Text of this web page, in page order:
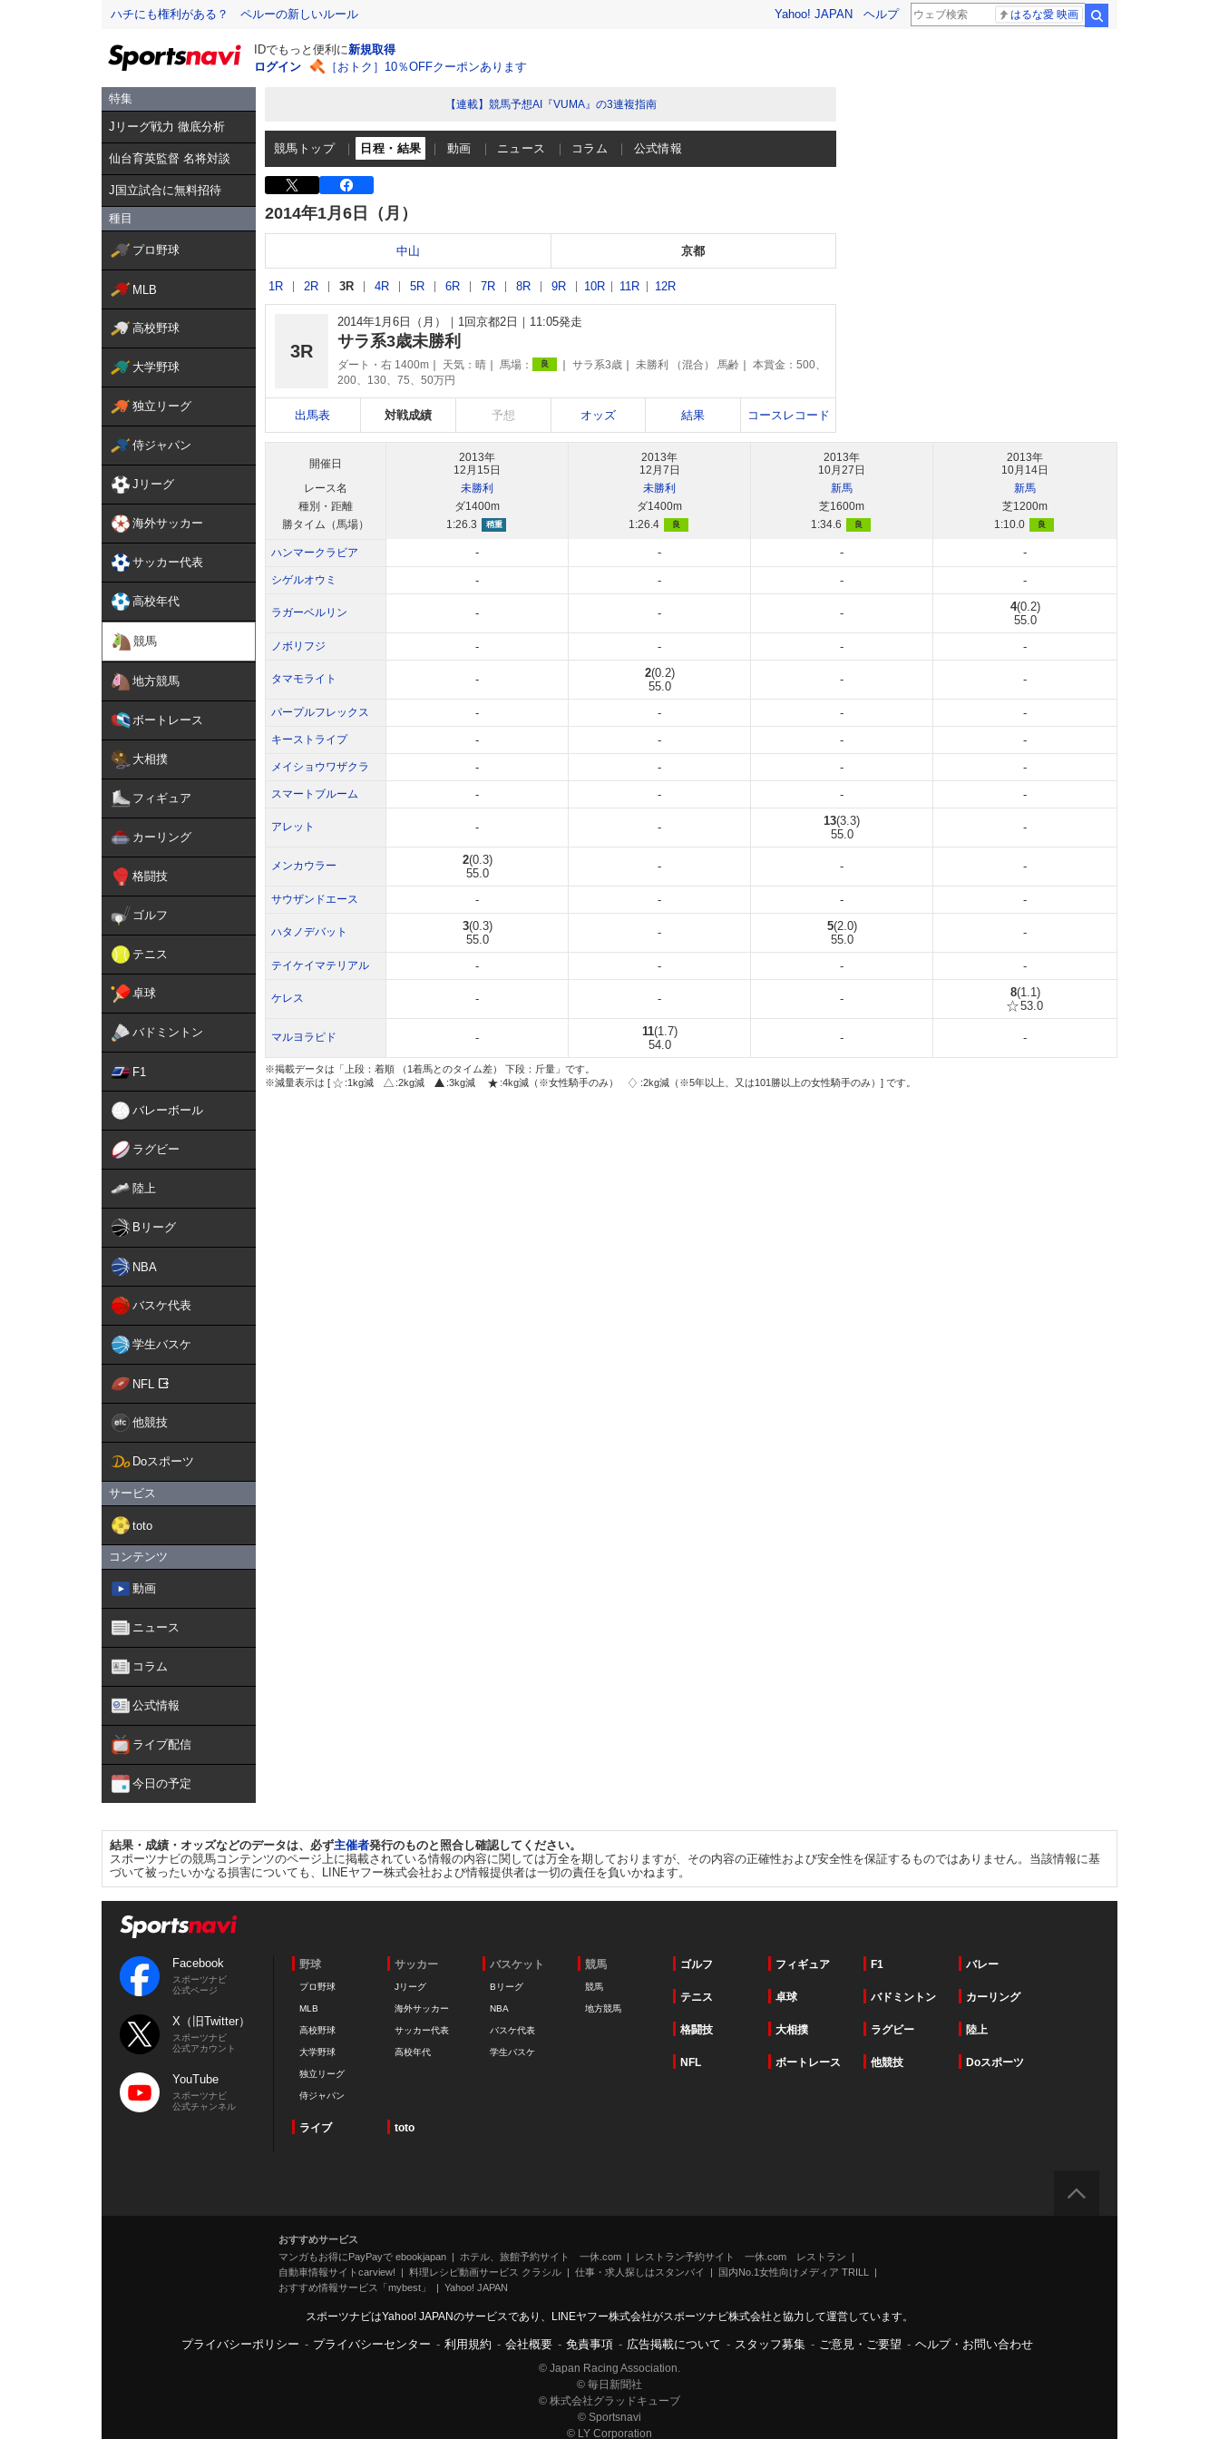
ハチにも権利がある？ ペルーの新しいルール Yahoo! JAPAN ヘルプ はるな愛 映画
IDでもっと便利に新規取得
ログイン
［おトク］10％OFFクーポンあります
特集
Jリーグ戦力 徹底分析
仙台育英監督 名将対談
J国立試合に無料招待
種目
プロ野球
MLB
高校野球
大学野球
独立リーグ
侍ジャパン
Jリーグ
海外サッカー
サッカー代表
高校年代
競馬
地方競馬
ボートレース
大相撲
フィギュア
カーリング
格闘技
ゴルフ
テニス
卓球
バドミントン
F1
バレーボール
ラグビー
陸上
Bリーグ
NBA
バスケ代表
学生バスケ
NFL
他競技
Doスポーツ
サービス
toto
コンテンツ
動画
ニュース
コラム
公式情報
ライブ配信
今日の予定
【連載】競馬予想AI『VUMA』の3連複指南
競馬トップ 日程・結果 動画 ニュース コラム 公式情報
2014年1月6日（月）
中山 京都
1R 2R 3R 4R 5R 6R 7R 8R 9R 10R 11R 12R
3R
2014年1月6日（月） 1回京都2日 11:05発走
サラ系3歳未勝利
ダート・右 1400m 天気： 晴 馬場： 良 サラ系3歳 未勝利 （混合） 馬齢
本賞金：500、
200、130、75、50万円
出馬表 対戦成績 予想 オッズ 結果 コースレコード
開催日
レース名
種別・距離
勝タイム（馬場）
2013年
12月15日
未勝利
ダ1400m
1:26.3
稍重
2013年
12月7日
未勝利
ダ1400m
1:26.4
良
2013年
10月27日
新馬
芝1600m
1:34.6
良
2013年
10月14日
新馬
芝1200m
1:10.0
良
ハンマークラビア - - - -
シゲルオウミ - - - -
ラガーベルリン - - - 4(0.2)
55.0
ノボリフジ - - - -
タマモライト - 2(0.2)
55.0
- -
パープルフレックス - - - -
キーストライプ - - - -
メイショウワザクラ - - - -
スマートブルーム - - - -
アレット - - 13(3.3)
55.0
-
メンカウラー 2(0.3)
55.0
- - -
サウザンドエース - - - -
ハタノデバット 3(0.3)
55.0
- 5(2.0)
55.0
-
テイケイマテリアル - - - -
ケレス - - - 8(1.1)
53.0
マルヨラピド - 11(1.7)
54.0
- -
※掲載データは「上段：着順 （1着馬とのタイム差） 下段：斤量」です。
※減量表示は [
:1kg減 :2kg減 :3kg減 :4kg減（※女性騎手のみ） :2kg減（※5年以上、又は101勝以上の女性騎手のみ）] です。
結果・成績・オッズなどのデータは、必ず主催者発行のものと照合し確認してください。
スポーツナビの競馬コンテンツのページ上に掲載されている情報の内容に関しては万全を期しておりますが、その内容の正確性および安全性を保証するものではありません。当該情報に基
づいて被ったいかなる損害についても、LINEヤフー株式会社および情報提供者は一切の責任を負いかねます。
Facebook
スポーツナビ
公式ページ
X（旧Twitter）
スポーツナビ
公式アカウント
YouTube
スポーツナビ
公式チャンネル
野球
プロ野球
MLB
高校野球
大学野球
独立リーグ
侍ジャパン
サッカー
Jリーグ
海外サッカー
サッカー代表
高校年代
バスケット
Bリーグ
NBA
バスケ代表
学生バスケ
競馬
競馬
地方競馬
ゴルフ フィギュア F1 バレー
テニス 卓球 バドミントン カーリング
格闘技 大相撲 ラグビー 陸上
NFL ボートレース 他競技 Doスポーツ
ライブ toto
おすすめサービス
マンガもお得にPayPayで ebookjapan
ホテル、旅館予約サイト 一休.com
レストラン予約サイト 一休.com レストラン
自動車情報サイトcarview!
料理レシピ動画サービス クラシル 仕事・求人探しはスタンバイ
国内No.1女性向けメディア TRILL
おすすめ情報サービス「mybest」
Yahoo! JAPAN
スポーツナビはYahoo! JAPANのサービスであり、LINEヤフー株式会社がスポーツナビ株式会社と協力して運営しています。
プライバシーポリシー - プライバシーセンター - 利用規約 - 会社概要 - 免責事項 - 広告掲載について - スタッフ募集 - ご意見・ご要望 - ヘルプ・お問い合わせ
© Japan Racing Association.
© 毎日新聞社
© 株式会社グラッドキューブ
© Sportsnavi
© LY Corporation